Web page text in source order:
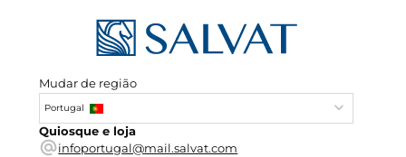
Mudar de região
Portugal
Quiosque e loja
infoportugal@mail.salvat.com